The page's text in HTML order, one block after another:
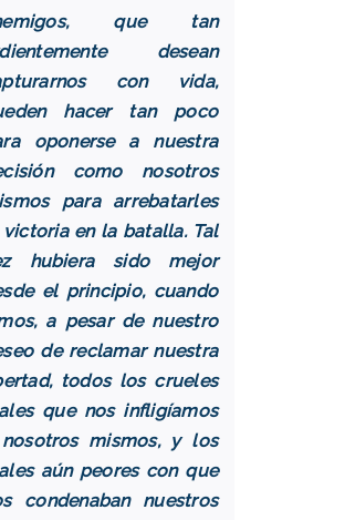
que tan
desean
con vida,
hacer tan poco
oponerse a nuestra
como nosotros
para arrebatarles
en la batalla. Tal
hubiera sido mejor
el principio, cuando
a pesar de nuestro
de reclamar nuestra
todos los crueles
que nos infligíamos
mismos, y los
aún peores con que
condenaban nuestros